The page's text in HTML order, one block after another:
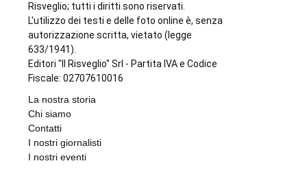
Risveglio; tutti i diritti sono riservati.
L'utilizzo dei testi e delle foto online è, senza
autorizzazione scritta, vietato (legge
633/1941).
Editori "Il Risveglio" Srl - Partita IVA e Codice
Fiscale: 02707610016
La nostra storia
Chi siamo
Contatti
I nostri giornalisti
I nostri eventi